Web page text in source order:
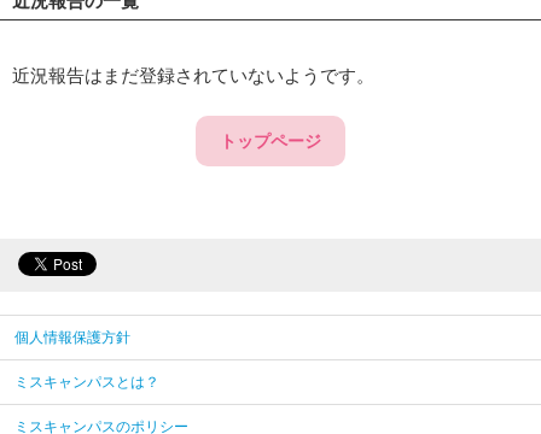
近況報告はまだ登録されていないようです。
トップページ
個人情報保護方針
ミスキャンパスとは？
ミスキャンパスのポリシー